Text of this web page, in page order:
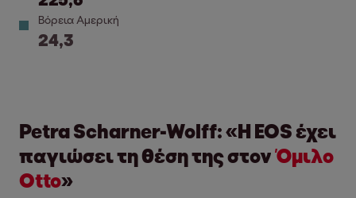
Βόρεια Αμερική
24,3
Petra Scharner-Wolff: «Η EOS έχει
παγιώσει τη θέση της στονΌμιλο
Otto»